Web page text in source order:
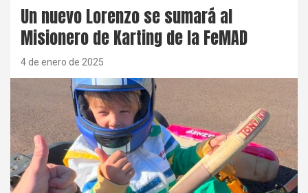
Un nuevo Lorenzo se sumará al
Misionero de Karting de la FeMAD
4 de enero de 2025